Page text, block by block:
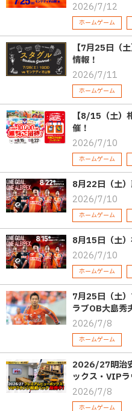
2026/7/12
ホームゲーム
【7月25日（
情報！
2026/7/11
ホームゲーム
【8/15（土）
催！
2026/7/10
ホームゲーム
8月22日（土
2026/7/10
ホームゲーム
8月15日（土
2026/7/10
ホームゲーム
7月25日（土
ラブOB大島秀
2026/7/8
ホームゲーム
2026/27明治
ックス・VIP
2026/7/8
ホームゲーム